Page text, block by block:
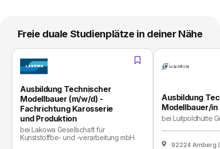
Freie duale Studienplätze in deiner Nähe
Ausbildung Technischer
Modellbauer (m/w/d) -
Fachrichtung Karosserie
und Produktion
beiLakowa Gesellschaft für
Kunststoffbe- und -verarbeitung mbH
Ausbildung
Modellbauer/
beiLuitpoldhütte
92224 Amberg